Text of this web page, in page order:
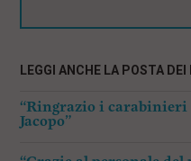
LEGGI ANCHE LA POSTA
“Ringrazio i carabinieri
Jacopo”